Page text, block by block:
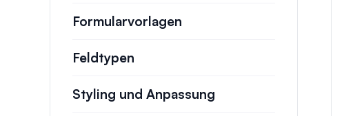
Formularvorlagen
Feldtypen
Styling und Anpassung